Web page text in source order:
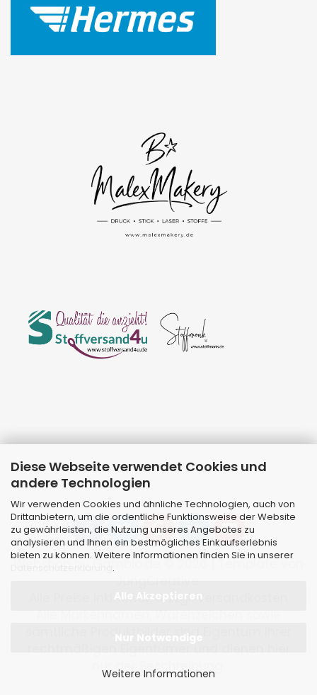
Diese Webseite verwendet Cookies und
andere Technologien
Wir verwenden Cookies und ähnliche Technologien, auch von
Drittanbietern, um die ordentliche Funktionsweise der Website
zu gewährleisten, die Nutzung unseres Angebotes zu
analysieren und Ihnen ein bestmögliches Einkaufserlebnis
bieten zu können. Weitere Informationen finden Sie in unserer
.
Alle Akzeptieren
Nur Notwendige
Weitere Informationen
Webshopby Gambio.de © 2026 | Template von
Alle Preise inkl. MwSt. & zzgl. Versandkosten
sämtliche Produktbilder sind Eigentum Ihrer
nur der Beschreibung.